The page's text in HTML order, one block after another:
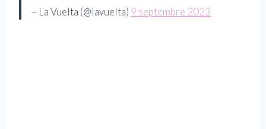
– La Vuelta (@lavuelta) 9 septembre 2023